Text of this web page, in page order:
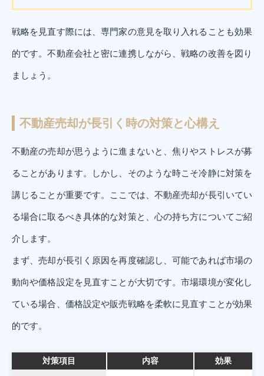
戦略を見直す際には、専門家の意見を取り入れることも効果
的です。不動産会社と密に連携しながら、戦略の改善を図り
ましょう。
不動産売却が長引く時の対策と心構え
不動産の売却が思うように進まないと、焦りやストレスが募
ることがあります。しかし、そのような時こそ冷静に対策を
講じることが重要です。ここでは、不動産売却が長引いてい
る場合に取るべき具体的な対策と、心の持ち方についてご紹
介します。
まず、売却が長引く原因を再度確認し、可能であれば市場の
動向や価格設定を見直すことが大切です。市場環境が変化し
ている場合、価格設定や販売戦略を柔軟に見直すことが効果
的です。
対策項目 内容 効果